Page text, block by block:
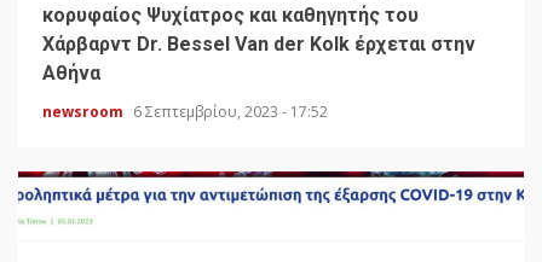
κορυφαίος Ψυχίατρος και καθηγητής του
Χάρβαρντ Dr. Bessel Van der Kolk έρχεται στην
Αθήνα
newsroom 6 Σεπτεμβρίου, 2023 - 17:52